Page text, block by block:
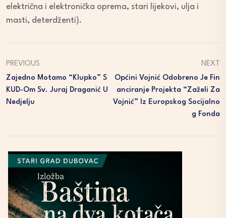
električna i elektronička oprema, stari lijekovi, ulja i
masti, deterdženti).
PREVIOUS
Zajedno Motamo “klupko” S
KUD-Om Sv. Juraj Draganić U
Nedjelju
NEXT
Općini Vojnić Odobreno Je Fin
Anciranje Projekta “Zaželi Za
Vojnić” Iz Europskog Socijalno
G Fonda